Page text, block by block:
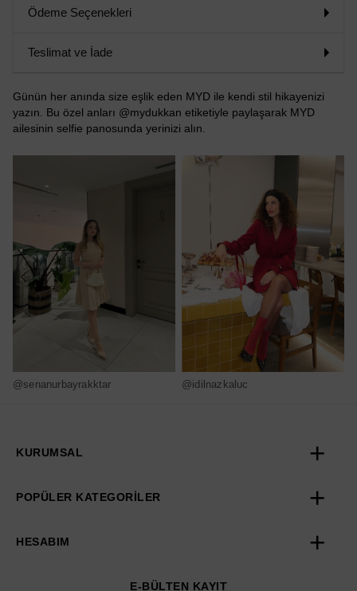
Ödeme Seçenekleri
Teslimat ve İade
Günün her anında size eşlik eden MYD ile kendi stil hikayenizi
yazın. Bu özel anları @mydukkan etiketiyle paylaşarak MYD
ailesinin selfie panosunda yerinizi alın.
@senanurbayrakktar @idilnazkaluc
KURUMSAL
POPÜLER KATEGORİLER
HESABIM
E-BÜLTEN KAYIT